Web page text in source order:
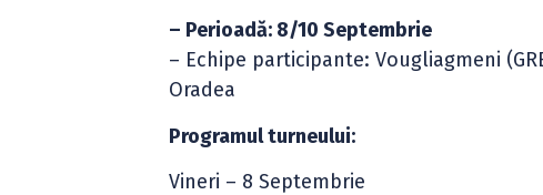
– Perioadă: 8/10 Septembrie
– Echipe participante: Vougliagmeni
Oradea
Programul turneului:
Vineri – 8 Septembrie